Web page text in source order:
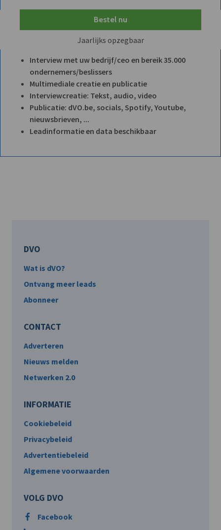
Bestel nu
Jaarlijks opzegbaar
Interview met uw bedrijf/ceo en bereik 35.000
ondernemers/beslissers
Multimediale creatie en publicatie
Interviewcreatie: Tekst, audio, video
Publicatie: dVO.be, socials, Spotify, Youtube,
nieuwsbrieven, ...
Leadinformatie en data beschikbaar
DVO
Wat is dVO?
Ontvang meer leads
Abonneer
CONTACT
Adverteren
Nieuws melden
Netwerken 2.0
INFORMATIE
Cookiebeleid
Privacybeleid
Advertentiebeleid
Algemene voorwaarden
VOLG DVO
Facebook